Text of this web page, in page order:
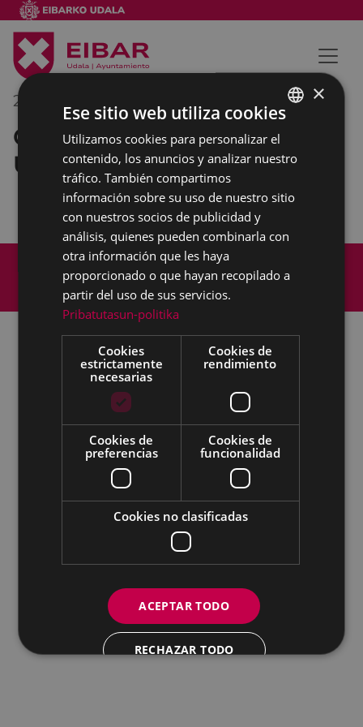
25/11/2017
Concentración en la plaza de
Unzaga
Mapa del Sitio
Aviso legal
Política de cookies
Contacto
Accesibilidad
Todas las redes sociales del Ayuntamiento
Eibarko Udala - Untzaga plaza, 1 | 20600 Eibar
Tfnoa.: 943 70 84 00 / 010 | Faxa: 943 70 84 16 |
IFZ: P2003100A | DIR3 L01200300
BASQUE
SPANISH
×
Ese sitio web utiliza cookies
Utilizamos cookies para personalizar el
contenido, los anuncios y analizar nuestro
tráfico. También compartimos
información sobre su uso de nuestro sitio
con nuestros socios de publicidad y
análisis, quienes pueden combinarla con
otra información que les haya
proporcionado o que hayan recopilado a
partir del uso de sus servicios.
Pribatutasun-politika
Cookies
estrictamente
necesarias
Cookies de
rendimiento
Cookies de
preferencias
Cookies de
funcionalidad
Cookies no clasificadas
ACEPTAR TODO
RECHAZAR TODO